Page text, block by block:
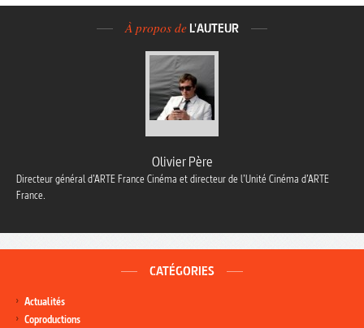
À propos de L'AUTEUR
Olivier Père
Directeur général d’ARTE France Cinéma et directeur de l’Unité Cinéma d’ARTE
France.
CATÉGORIES
Actualités
Coproductions